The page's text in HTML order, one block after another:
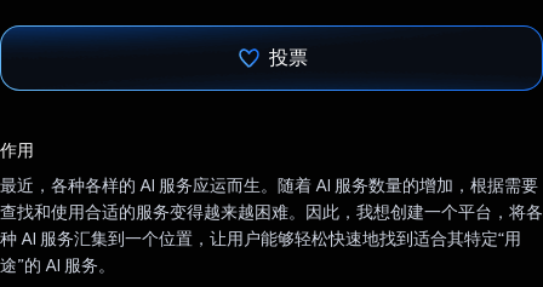
投票
作用
最近，各种各样的 AI 服务应运而生。随着 AI 服务数量的增加，根据需要
查找和使用合适的服务变得越来越困难。因此，我想创建一个平台，将各
种 AI 服务汇集到一个位置，让用户能够轻松快速地找到适合其特定“用
途”的 AI 服务。